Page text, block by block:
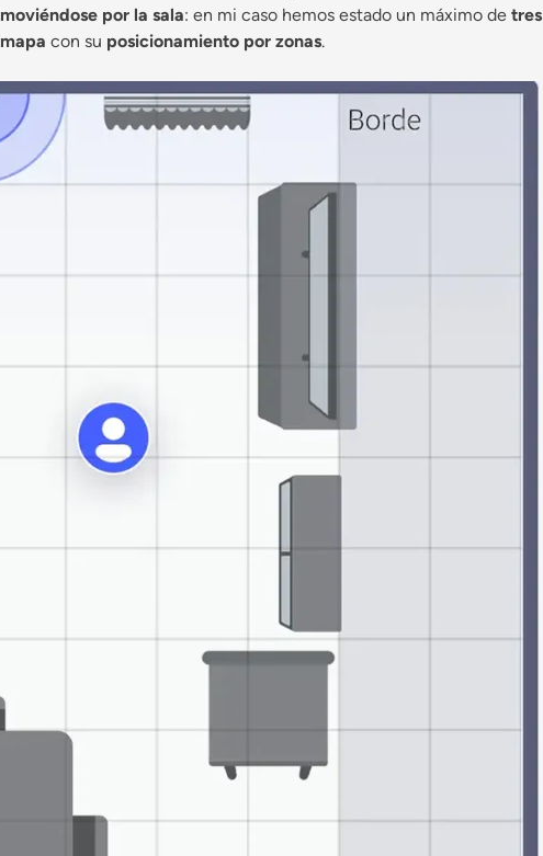
moviéndose por la sala: en mi caso hemos estado un máximo de tres
mapa con su posicionamiento por zonas.